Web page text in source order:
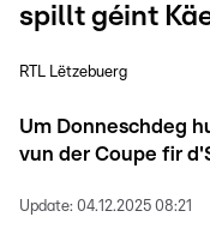
spillt géint
RTL Lëtzebuerg
Um Donneschdeg
vun der Coupe fir
Update: 04.12.2025 08:21